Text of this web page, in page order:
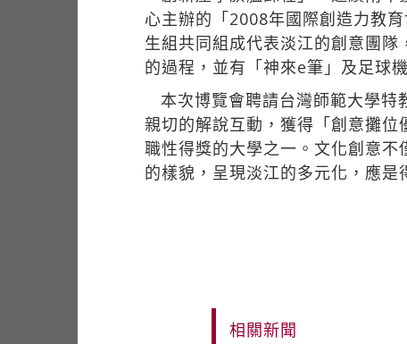
心主辦的「2008年國際創造力教
生組共同組成代表淡江的創意團
的過程，並有「神來e筆」及足球
本次博覽會聘請台灣師範大學特
親切的解說互動，獲得「創意攤
職性得獎的大學之一。文化創意
的樣貌，呈現淡江的多元化，應是
相關新聞